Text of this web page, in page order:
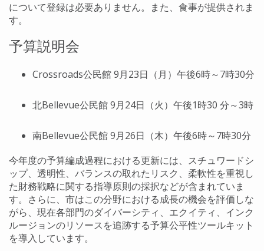
について登録は必要ありません。また、食事が提供されま
す。
予算説明会
Crossroads公民館 9月23日（月）午後6時～7時30分
北Bellevue公民館 9月24日（火）午後1時30 分～3時
南Bellevue公民館 9月26日（木）午後6時～7時30分
今年度の予算編成過程における更新には、スチュワードシ
ップ、透明性、バランスの取れたリスク、柔軟性を重視し
た財務戦略に関する指導原則の採択などが含まれていま
す。さらに、市はこの分野における成長の機会を評価しな
がら、現在各部門のダイバーシティ、エクイティ、インク
ルージョンのリソースを追跡する予算公平性ツールキット
を導入しています。